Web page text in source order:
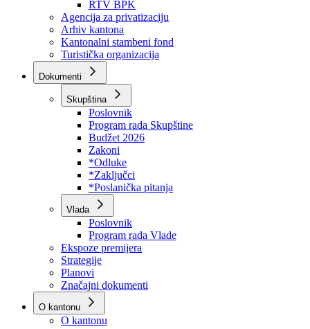
Javna preduzeća
BPK šume
RTV BPK
Agencija za privatizaciju
Arhiv kantona
Kantonalni stambeni fond
Turistička organizacija
Dokumenti
Skupština
Poslovnik
Program rada Skupštine
Budžet 2026
Zakoni
*Odluke
*Zaključci
*Poslanička pitanja
Vlada
Poslovnik
Program rada Vlade
Ekspoze premijera
Strategije
Planovi
Značajni dokumenti